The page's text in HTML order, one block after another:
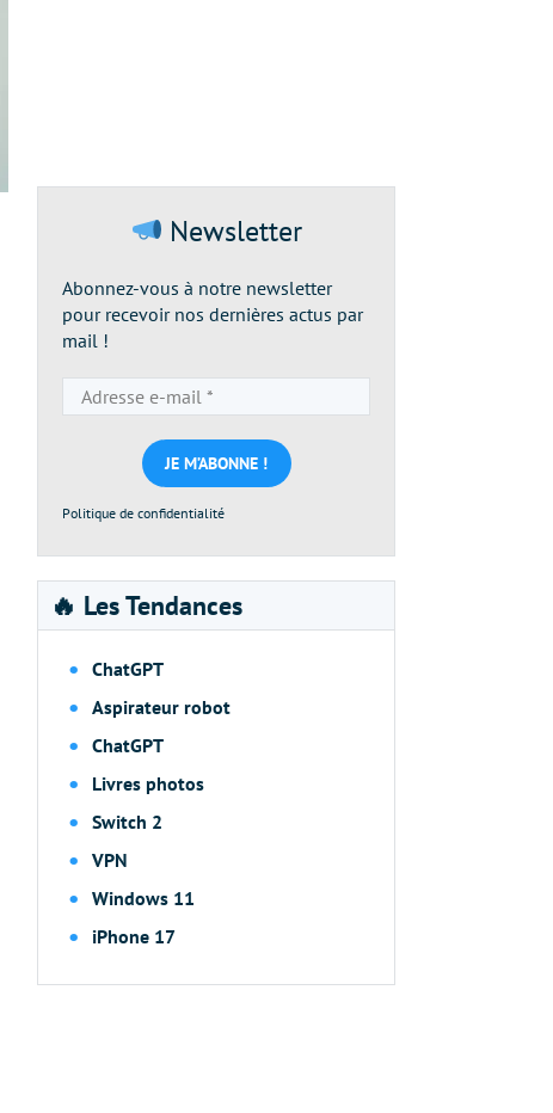
Newsletter
Abonnez-vous à notre newsletter
pour recevoir nos dernières actus par
mail !
e-
mail
*
Politique de confidentialité
🔥 Les Tendances
ChatGPT
Aspirateur robot
ChatGPT
Livres photos
Switch 2
VPN
Windows 11
iPhone 17